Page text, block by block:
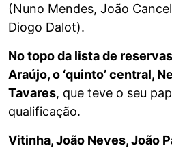
(Nuno Mendes, João
Diogo Dalot).
No topo da lista de
Araújo, o ‘quinto’ central,
Tavares, que teve o seu
qualificação.
Vitinha, João Neves, João